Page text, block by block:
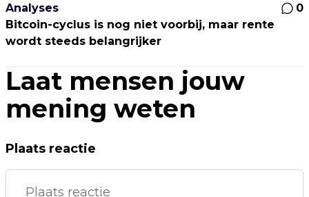
Analyses
0
Bitcoin-cyclus is nog niet voorbij, maar rente
wordt steeds belangrijker
Laat mensen jouw
mening weten
Plaats reactie